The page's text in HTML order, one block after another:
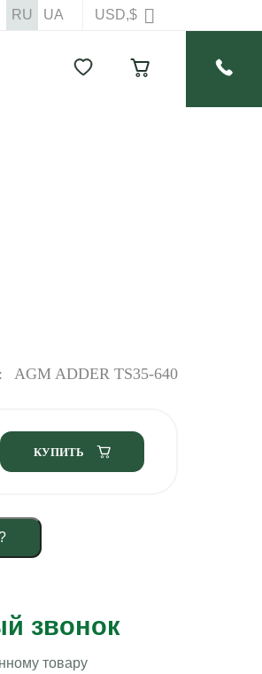
USD,$
RU UA
AGM ADDER TS35-640
КУПИТЬ
звонок
товару